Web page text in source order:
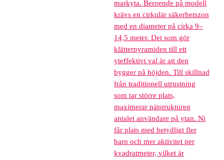
markyta. Beroende på modell
krävs en cirkulär säkerhetszon
med en diameter på cirka 9–
14,5 meter. Det som gör
klätterpyramiden till ett
yteffektivt val är att den
bygger på höjden. Till skillnad
från traditionell utrustning
som tar större plats,
maximerar nätstrukturen
antalet användare på ytan. Ni
får plats med betydligt fler
barn och mer aktivitet per
kvadratmeter, vilket är